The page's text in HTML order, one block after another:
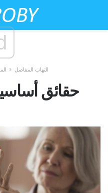
التهاب المفاصل
حقائق